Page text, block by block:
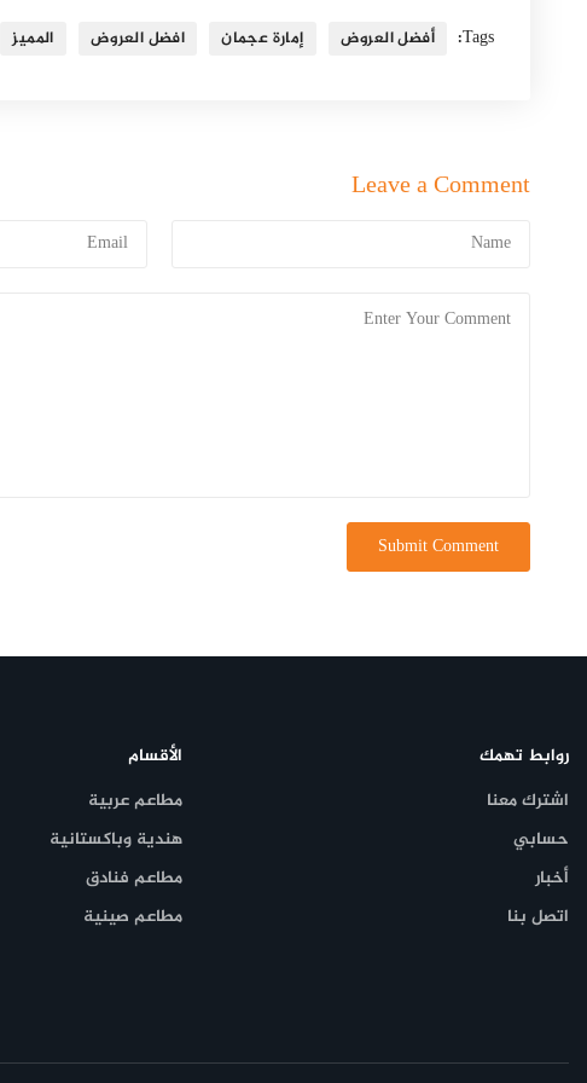
Tags: أفضل العروض إمارة عجمان افضل العروض المميز
Leave a Comment
روابط تهمك
اشترك معنا
حسابي
أخبار
اتصل بنا
الأقسام
مطاعم عربية
هندية وباكستانية
مطاعم فنادق
مطاعم صينية